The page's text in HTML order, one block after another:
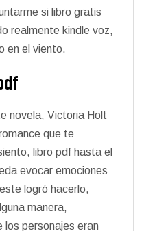
si libro gratis
realmente kindle voz,
en el viento.
novela, Victoria Holt
que te
libro pdf hasta el
evocar emociones
logró hacerlo,
manera,
los personajes eran